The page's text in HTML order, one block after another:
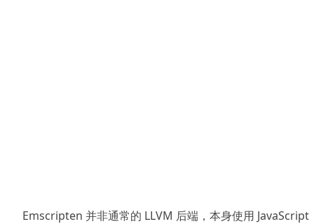
Emscripten 并非通常的 LLVM 后端，本身使用 JavaScript